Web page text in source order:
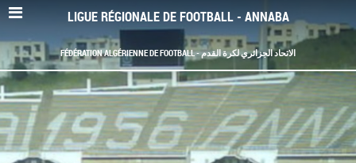
LIGUE RÉGIONALE DE FOOTBALL - ANNABA
FÉDÉRATION ALGÉRIENNE DE FOOTBALL - الاتحاد الجزائري لكرة القدم